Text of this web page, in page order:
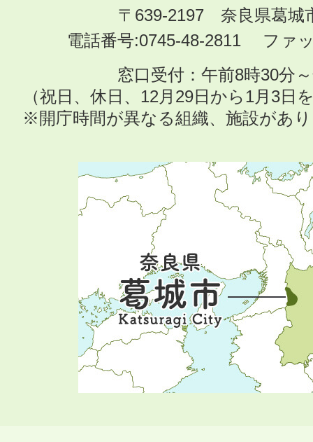
〒639-2197 奈良県葛城
電話番号:0745-48-2811 ファ
窓口受付：午前8時30分
（祝日、休日、12月29日から1月3日
※開庁時間が異なる組織、施設があ